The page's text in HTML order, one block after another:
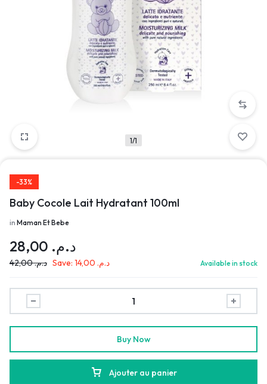
1/1
-33%
Baby Cocole Lait Hydratant 100ml
in Maman Et Bebe
د.م.
د.م.42,00 Save: د.م. Available in stock
Ajouter au panier
Buy Now